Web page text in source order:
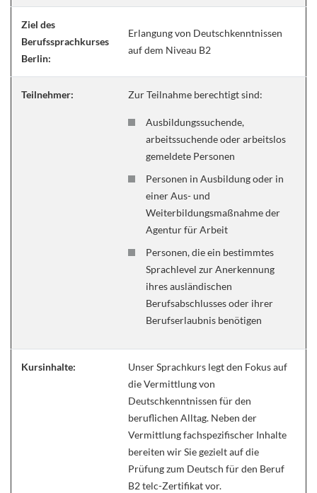
Ziel des
Berufssprachkurses
Berlin:
Erlangung von Deutschkenntnissen
auf dem Niveau B2
Teilnehmer: Zur Teilnahme berechtigt sind:
Ausbildungssuchende,
arbeitssuchende oder arbeitslos
gemeldete Personen
Personen in Ausbildung oder in
einer Aus- und
Weiterbildungsmaßnahme der
Agentur für Arbeit
Personen, die ein bestimmtes
Sprachlevel zur Anerkennung
ihres ausländischen
Berufsabschlusses oder ihrer
Berufserlaubnis benötigen
Kursinhalte:
Unser Sprachkurs legt den Fokus auf
die Vermittlung von
Deutschkenntnissen für den
beruflichen Alltag. Neben der
Vermittlung fachspezifischer Inhalte
bereiten wir Sie gezielt auf die
Prüfung zum Deutsch für den Beruf
B2 telc-Zertifikat vor.